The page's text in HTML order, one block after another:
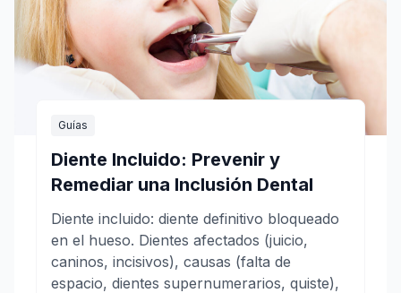
Guías
Diente Incluido: Prevenir y
Remediar una Inclusión Dental
Diente incluido: diente definitivo bloqueado
en el hueso. Dientes afectados (juicio,
caninos, incisivos), causas (falta de
espacio, dientes supernumerarios, quiste),